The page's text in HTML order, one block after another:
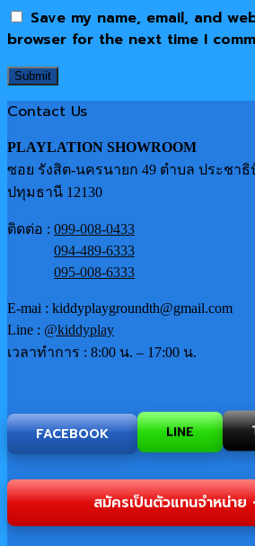
Save my name, email, and
browser for the next time I
Contact Us
PLAYLATION SHOWROOM
ซอย รังสิต-นครนายก 49 ตำบล ประชา
ปทุมธานี 12130
ติดต่อ : 099-008-0433
094-489-6333
095-008-6333
E-mai : kiddyplaygroundth@gmail.com
Line : @kiddyplay
เวลาทำการ : 8:00 น. – 17:00 น.
FACEBOOK LINE
สมัครเป็นตัวแทนจำหน่าย